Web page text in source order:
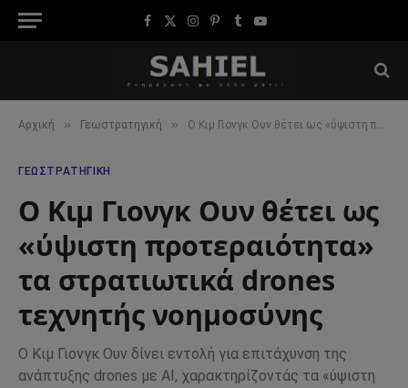
Facebook
X
Instagram
Pinterest
TumblrYouTube
Αρχική » Γεωστρατηγική » Ο Κιμ Γιονγκ Ουν θέτει ως «ύψιστη προτεραιότητα» τα στρατιωτικά drones τεχνητής νοημοσύνης
ΓΕΩΣΤΡΑΤΗΓΙΚΉ
Ο Κιμ Γιονγκ Ουν θέτει ως
«ύψιστη προτεραιότητα»
τα στρατιωτικά drones
τεχνητής νοημοσύνης
Ο Κιμ Γιονγκ Ουν δίνει εντολή για επιτάχυνση της
ανάπτυξης drones με AI, χαρακτηρίζοντάς τα «ύψιστη